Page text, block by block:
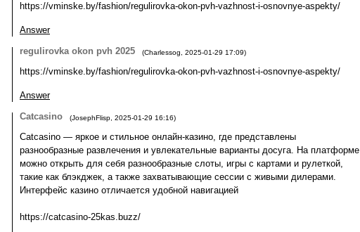
https://vminske.by/fashion/regulirovka-okon-pvh-vazhnost-i-osnovnye-aspekty/
Answer
regulirovka okon pvh 2025
(Charlessog 2025-01-29 17:09)
https://vminske.by/fashion/regulirovka-okon-pvh-vazhnost-i-osnovnye-aspekty/
Answer
Catcasino
(JosephFlisp 2025-01-29 16:16)
Catcasino — яркое и стильное онлайн-казино, где представлены
разнообразные развлечения и увлекательные варианты досуга. На платформе
можно открыть для себя разнообразные слоты, игры с картами и рулеткой,
такие как блэкджек, а также захватывающие сессии с живыми дилерами.
Интерфейс казино отличается удобной навигацией
https://catcasino-25kas.buzz/